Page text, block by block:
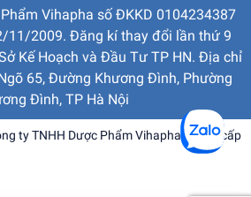
Vihapha số ĐKKD 0104234387
11/2009. Đăng kí thay đổi lần thứ 9
Kế Hoạch và Đầu Tư TP HN. Địa chỉ
65, Đường Khương Đình, Phường
Đình, TP Hà Nội
ty TNHH Dược Phẩm Vihapha| Cung cấp